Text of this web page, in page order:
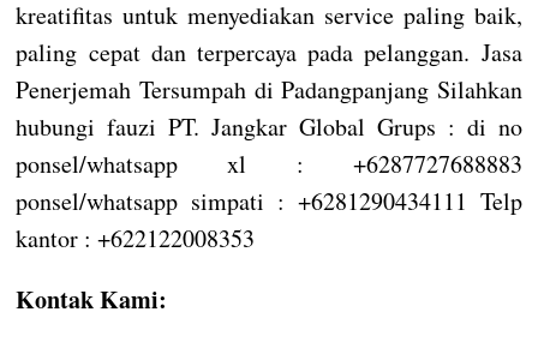
kreatifitas untuk menyediakan service paling baik,
paling cepat dan terpercaya pada pelanggan. Jasa
Penerjemah Tersumpah di Padangpanjang Silahkan
hubungi fauzi PT. Jangkar Global Grups : di no
ponsel/whatsapp xl : +6287727688883
ponsel/whatsapp simpati : +6281290434111 Telp
kantor : +622122008353
Kontak Kami: